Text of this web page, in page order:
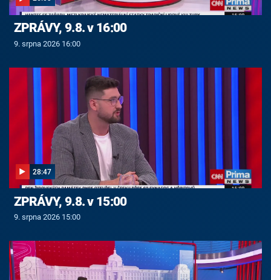
ZPRÁVY, 9.8. v 16:00
9. srpna 2026 16:00
28:47
ZPRÁVY, 9.8. v 15:00
9. srpna 2026 15:00